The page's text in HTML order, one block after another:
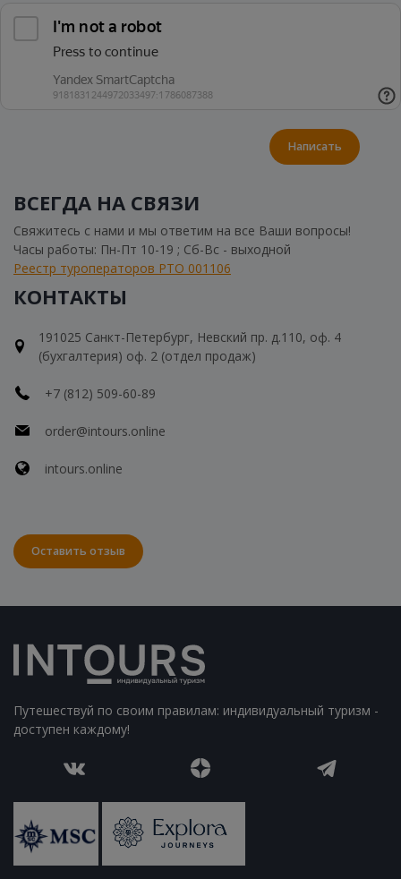
Написать
ВСЕГДА НА СВЯЗИ
Свяжитесь с нами и мы ответим на все Ваши вопросы!
Часы работы: Пн-Пт 10-19 ; Сб-Вс - выходной
Реестр туроператоров РТО 001106
КОНТАКТЫ
191025 Санкт-Петербург, Невский пр. д.110, оф. 4
(бухгалтерия) оф. 2 (отдел продаж)
+7 (812) 509-60-89
order@intours.online
intours.online
Оставить отзыв
Путешествуй по своим правилам: индивидуальный туризм -
доступен каждому!